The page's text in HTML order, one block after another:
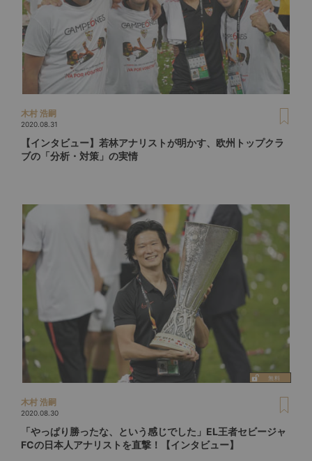
木村 浩嗣
2020.08.31
【インタビュー】若林アナリストが明かす、欧州トップクラ
ブの「分析・対策」の実情
木村 浩嗣
2020.08.30
「やっぱり勝ったな、という感じでした」EL王者セビージャ
FCの日本人アナリストを直撃！【インタビュー】